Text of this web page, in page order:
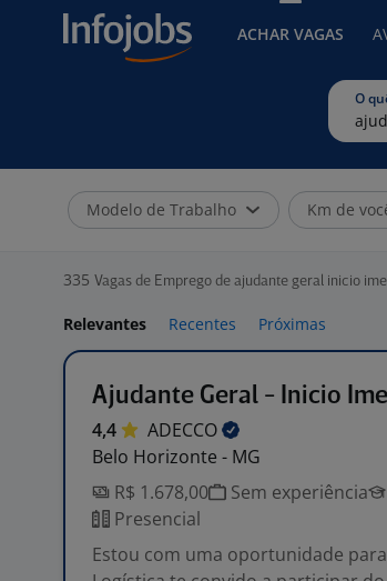
ACHAR VAGAS
O
Modelo de Trabalho Km de
335 Vagas de Emprego de ajudante geral inicio
Relevantes Recentes Próximas
Ajudante Geral - Inicio
4,4
ADECCO
Belo Horizonte - MG
R$ 1.678,00
Sem experiência
Presencial
Estou com uma oportunidade